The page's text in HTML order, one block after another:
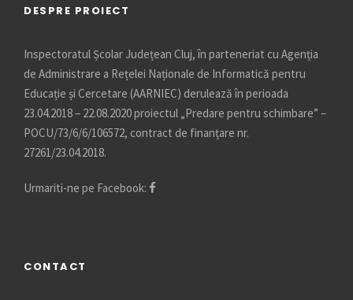
DESPRE PROIECT
Inspectoratul Școlar Județean Cluj, în parteneriat cu Agenția
de Administrare a Rețelei Naționale de Informatică pentru
Educație și Cercetare (AARNIEC) derulează în perioada
23.04.2018 – 22.08.2020 proiectul „Predare pentru schimbare” –
POCU/73/6/6/106572, contract de finanțare nr.
27261/23.04.2018.
Urmariti-ne pe Facebook:
CONTACT